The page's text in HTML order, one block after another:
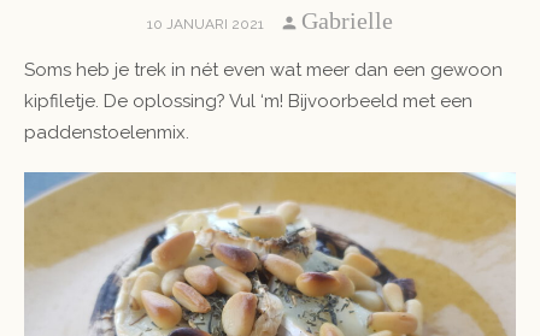
POSTED
10 JANUARI 2021 Author
Gabrielle
Soms heb je trek in nét even wat meer dan een gewoon
kipfiletje. De oplossing? Vul ‘m! Bijvoorbeeld met een
paddenstoelenmix.